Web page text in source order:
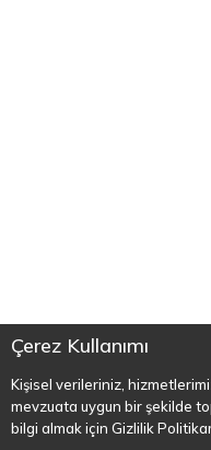
Çerez Kullanımı
Kişisel verileriniz,
mevzuata uygun bir şekilde
bilgi almak için Gizlilik